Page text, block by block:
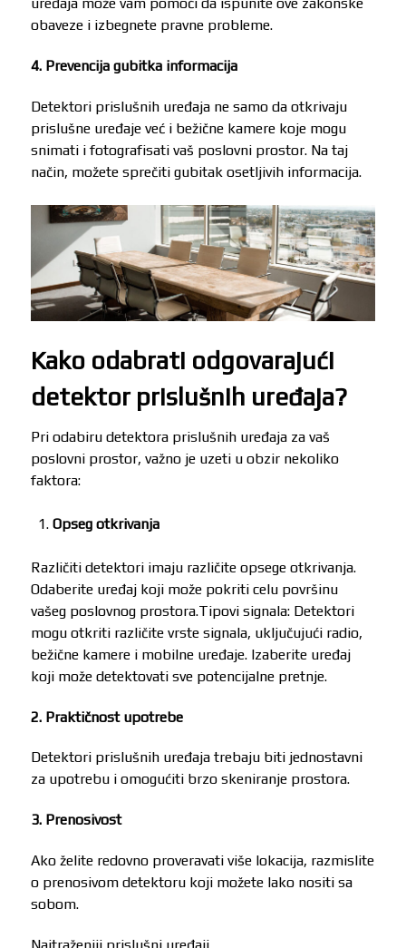
obaveze i izbegnete pravne probleme.
4. Prevencija gubitka informacija
Detektori prislušnih uređaja ne samo da otkrivaju
prislušne uređaje već i bežične kamere koje mogu
snimati i fotografisati vaš poslovni prostor. Na taj
način, možete sprečiti gubitak osetljivih informacija.
Kako odabrati odgovarajući
detektor prislušnih uređaja?
Pri odabiru detektora prislušnih uređaja za vaš
poslovni prostor, važno je uzeti u obzir nekoliko
faktora:
Opseg otkrivanja
Različiti detektori imaju različite opsege otkrivanja.
Odaberite uređaj koji može pokriti celu površinu
vašeg poslovnog prostora.Tipovi signala: Detektori
mogu otkriti različite vrste signala, uključujući radio,
bežične kamere i mobilne uređaje. Izaberite uređaj
koji može detektovati sve potencijalne pretnje.
2. Praktičnost upotrebe
Detektori prislušnih uređaja trebaju biti jednostavni
za upotrebu i omogućiti brzo skeniranje prostora.
3. Prenosivost
Ako želite redovno proveravati više lokacija, razmislite
o prenosivom detektoru koji možete lako nositi sa
sobom.